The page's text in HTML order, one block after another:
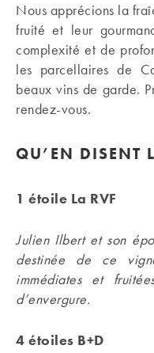
Nous apprécions la
fruité et leur
complexité et de
les parcellaires de
beaux vins de garde.
rendez-vous.
QU’EN DISENT
1 étoile La RVF
Julien Ilbert et son
destinée de ce
immédiates et
d’envergure.
4 étoiles B+D